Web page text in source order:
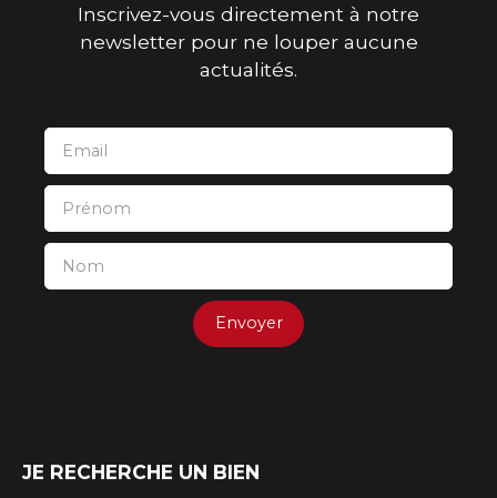
Inscrivez-vous directement à notre
newsletter pour ne louper aucune
actualités.
Email
Prénom
Nom
Envoyer
JE RECHERCHE UN BIEN